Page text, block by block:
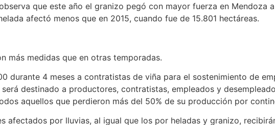
que este año el granizo pegó con mayor fuerza en Mendoza
afectó menos que en 2015, cuando fue de 15.801 hectáreas.
más medidas que en otras temporadas.
durante 4 meses a contratistas de viña para el sostenimiento de
destinado a productores, contratistas, empleados y
aquellos que perdieron más del 50% de su producción por
afectados por lluvias, al igual que los por heladas y granizo,